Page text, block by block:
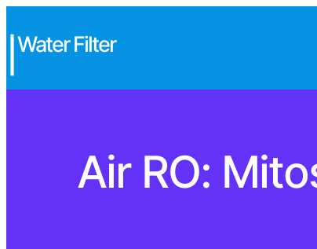
Water Filter
Air RO: